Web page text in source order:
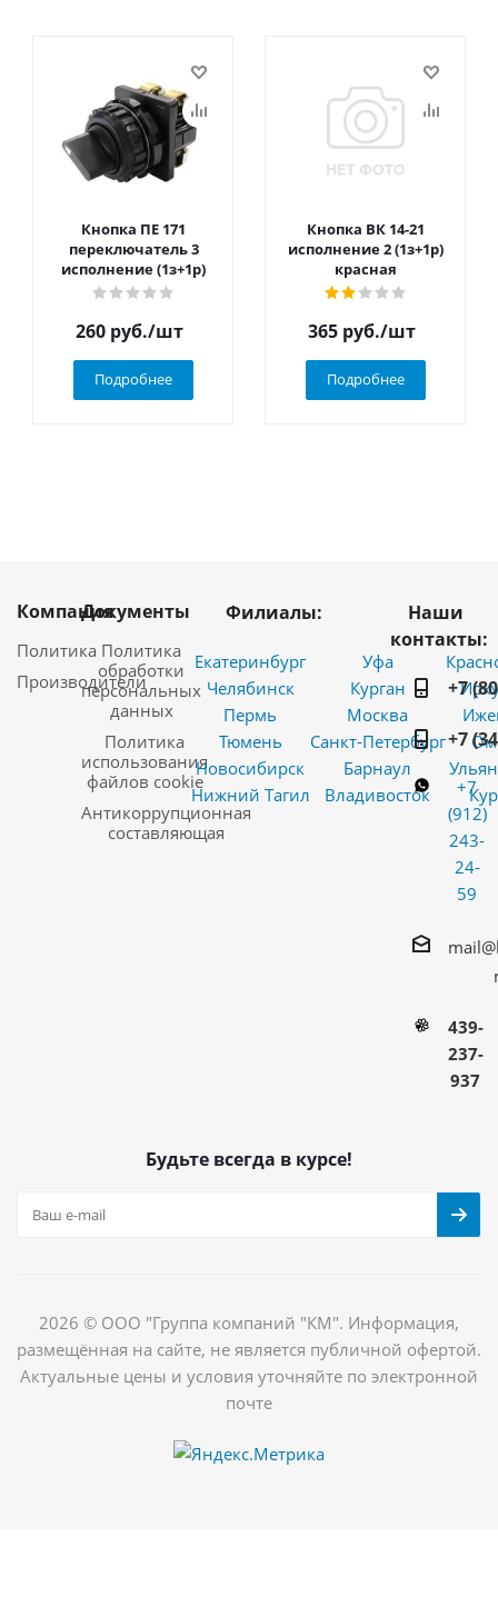
Кнопка ПЕ 171
переключатель 3
исполнение (1з+1р)
260 руб./шт
Подробнее
Кнопка ВК 14-21
исполнение 2 (1з+1р)
красная
365 руб./шт
Подробнее
Компания
Политика
Производители
Документы
Политика
обработки
персональных
данных
Политика
использования
файлов cookie
Антикоррупционная
составляющая
Филиалы:
Екатеринбург
Челябинск
Пермь
Тюмень
Новосибирск
Нижний Тагил
Уфа
Курган
Москва
Санкт-Петербург
Барнаул
Владивосток
Наши
контакты:
+7
+7
+7
(912)
243-
24-
59
439-
237-
937
Будьте всегда в курсе!
2026 © ООО "Группа компаний "КМ". Информация,
размещённая на сайте, не является публичной офертой.
Актуальные цены и условия уточняйте по электронной
почте